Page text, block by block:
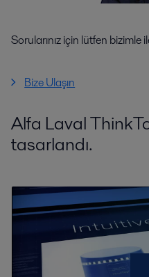
Sorularınız için lütfen bizimle
Bize Ulaşın
Alfa Laval
tasarlandı.